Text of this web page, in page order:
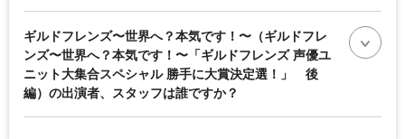
ギルドフレンズ〜世界へ？本気です！〜（ギルドフレ
ンズ〜世界へ？本気です！〜「ギルドフレンズ 声優ユ
ニット大集合スペシャル 勝手に大賞決定選！」 後
編）の出演者、スタッフは誰ですか？